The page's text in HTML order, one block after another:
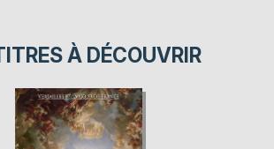
À DÉCOUVRIR